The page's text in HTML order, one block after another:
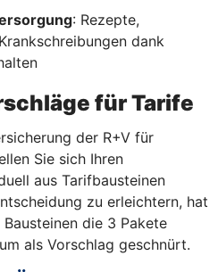
: Rezepte,
dank
für Tarife
der R+V für
Sie sich Ihren
aus Tarifbausteinen
zu erleichtern, hat
die 3 Pakete
als Vorschlag geschnürt.